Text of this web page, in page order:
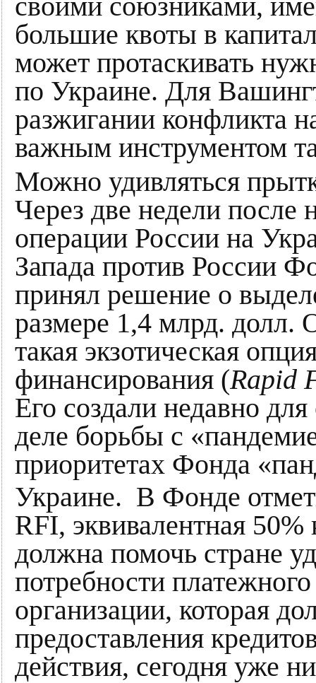
своими союзниками,
большие квоты в
может протаскивать
по Украине. Для
разжигании конфликта
важным инструментом
Можно удивляться
Через две недели после
операции России на
Запада против России
принял решение о
размере 1,4 млрд. долл.
такая экзотическая
финансирования (Rapid
Его создали недавно
деле борьбы с
приоритетах Фонда
Украине. В Фонде
RFI, эквивалентная
должна помочь стране
потребности
организации, которая
предоставления
действия, сегодня уже